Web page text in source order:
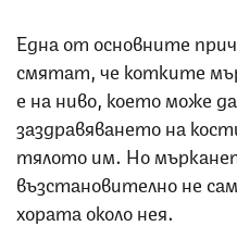
Една от основните
смятат, че котките
е на ниво, което може
заздравяването на
тялото им. Но
възстановително не
хората около нея.